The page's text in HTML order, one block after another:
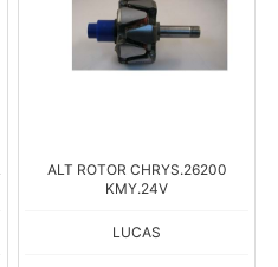
ALT ROTOR CHRYS.26200
KMY.24V
LUCAS